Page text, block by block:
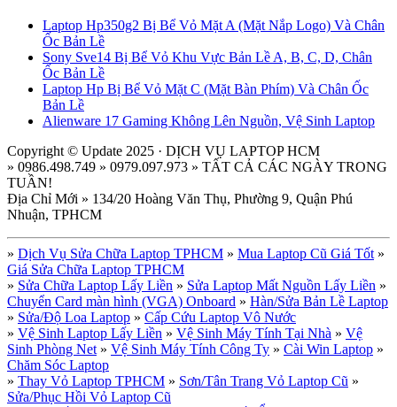
Laptop Hp350g2 Bị Bể Vỏ Mặt A (Mặt Nắp Logo) Và Chân
Ốc Bản Lề
Sony Sve14 Bị Bể Vỏ Khu Vực Bản Lề A, B, C, D, Chân
Ốc Bản Lề
Laptop Hp Bị Bể Vỏ Mặt C (Mặt Bàn Phím) Và Chân Ốc
Bản Lề
Alienware 17 Gaming Không Lên Nguồn, Vệ Sinh Laptop
Copyright © Update 2025 · DỊCH VỤ LAPTOP HCM
» 0986.498.749 » 0979.097.973 » TẤT CẢ CÁC NGÀY TRONG
TUẦN!
Địa Chỉ Mới » 134/20 Hoàng Văn Thụ, Phường 9, Quận Phú
Nhuận, TPHCM
» Dịch Vụ Sửa Chữa Laptop TPHCM » Mua Laptop Cũ Giá Tốt »
Giá Sửa Chữa Laptop TPHCM
» Sửa Chữa Laptop Lấy Liền » Sửa Laptop Mất Nguồn Lấy Liền »
Chuyển Card màn hình (VGA) Onboard » Hàn/Sửa Bản Lề Laptop
» Sửa/Độ Loa Laptop » Cấp Cứu Laptop Vô Nước
» Vệ Sinh Laptop Lấy Liền » Vệ Sinh Máy Tính Tại Nhà » Vệ
Sinh Phòng Net » Vệ Sinh Máy Tính Công Ty » Cài Win Laptop »
Chăm Sóc Laptop
» Thay Vỏ Laptop TPHCM » Sơn/Tân Trang Vỏ Laptop Cũ »
Sửa/Phục Hồi Vỏ Laptop Cũ